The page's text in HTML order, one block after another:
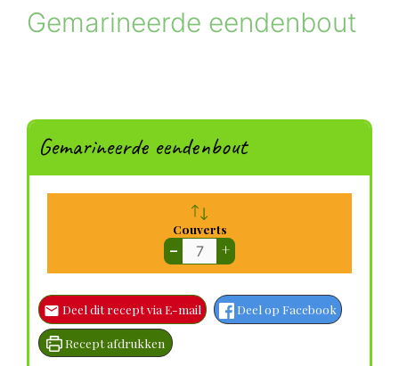
Gemarineerde eendenbout
Gemarineerde eendenbout
Couverts
– +
Deel dit recept via E-mail Deel op Facebook
Recept afdrukken